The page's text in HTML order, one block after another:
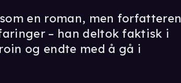
en roman, men forfatteren
– han deltok faktisk i
og endte med å gå i